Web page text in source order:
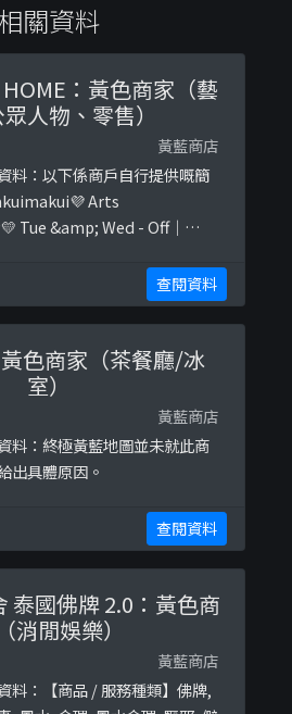
關資料
：黃色商家（藝
人物、零售）
黃藍商店
料：以下係商戶自行提供嘅簡
Arts
Tue &amp; Wed - Off｜
以下係相關證明貼文：
mumsnothome/p
查閱資料
色商家（茶餐廳/冰
室）
黃藍商店
料：終極黃藍地圖並未就此商
出具體原因。
查閱資料
泰國佛牌 2.0：黃色商
消閒娛樂）
黃藍商店
料：【商品 / 服務種類】佛牌,